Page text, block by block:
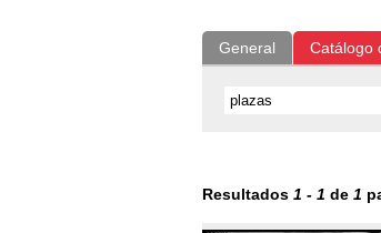
General Catálogo
Resultados 1 - 1 de 1